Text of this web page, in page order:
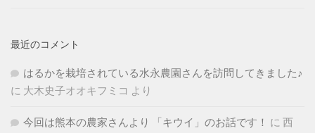
最近のコメント
はるかを栽培されている水永農園さんを訪問してきました♪
に 大木史子オオキフミコ より
今回は熊本の農家さんより 「キウイ」のお話です！ に 西